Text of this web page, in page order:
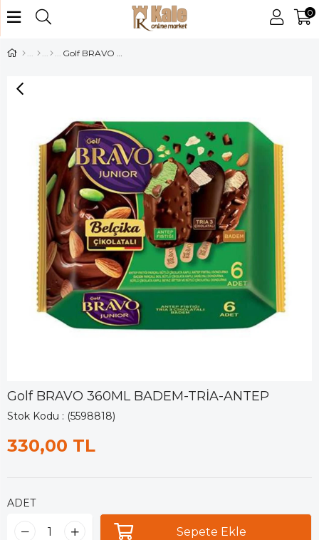
0
Golf BRAVO 360ML BADEM-TRİA-ANTEP
Golf BRAVO 360ML BADEM-TRİA-ANTEP
Stok Kodu (5598818)
330,00 TL
ADET